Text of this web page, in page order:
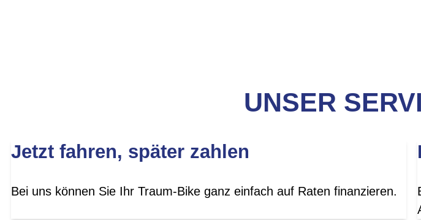
UNSER
Jetzt fahren, später zahlen
Bei uns können Sie Ihr Traum-Bike ganz einfach auf Raten finanzieren.